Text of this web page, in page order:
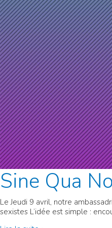
Sine Qua
Le Jeudi 9 avril, notre
sexistes L’idée est simple :